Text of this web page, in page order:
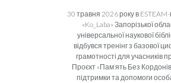
30 травня 2026 року в
«Ko_Laba» Запорізької
універсальної наукової
відбувся тренінг з базової
грамотності для учасників
Проєкт «Пам’ять Без
підтримки та допомоги